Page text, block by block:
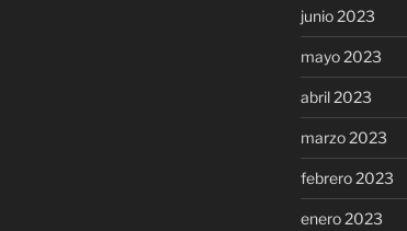
junio 2023
mayo 2023
abril 2023
marzo 2023
febrero 2023
enero 2023